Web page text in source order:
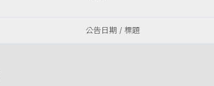
公告日期 / 標題